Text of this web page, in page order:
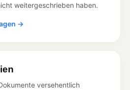
weitergeschrieben haben.
→
versehentlich